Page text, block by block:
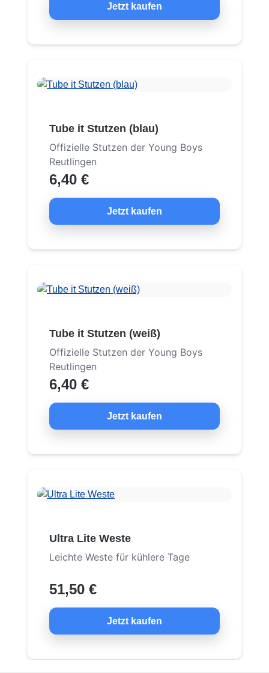
Jetzt kaufen
Tube it Stutzen (blau)
Offizielle Stutzen der Young Boys
Reutlingen
6,40 €
Jetzt kaufen
Tube it Stutzen (weiß)
Offizielle Stutzen der Young Boys
Reutlingen
6,40 €
Jetzt kaufen
Ultra Lite Weste
Leichte Weste für kühlere Tage
51,50 €
Jetzt kaufen